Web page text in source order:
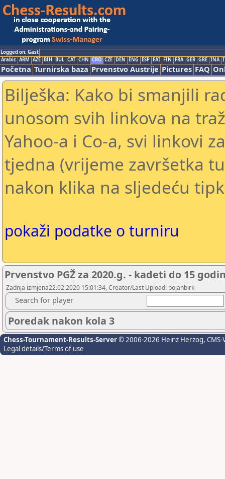
Logged on: Gast
Arabic ARM AZE BIH BUL CAT CHN CRO CZE DEN ENG ESP FAI FIN FRA GER GRE INA
Početna Turnirska baza Prvenstvo Austrije Pictures FAQ
Bilješka: Kako bi smanjili
unosom svih linkova na
Yahoo-a i Co-a, svi linkovi
tjedna (vrijeme završetka
nakon klika na sljedeću
pokaži podatke o turniru
Prvenstvo PGŽ za 2020.g. - kadeti do 15
Zadnja izmjena22.02.2020 15:01:34, Creator/Last Upload: bojanbirk
Search for player
Poredak nakon kola 3
Chess-Tournament-Results-Server© 2006-2026 Heinz Herzog,
Legal details/Terms of use